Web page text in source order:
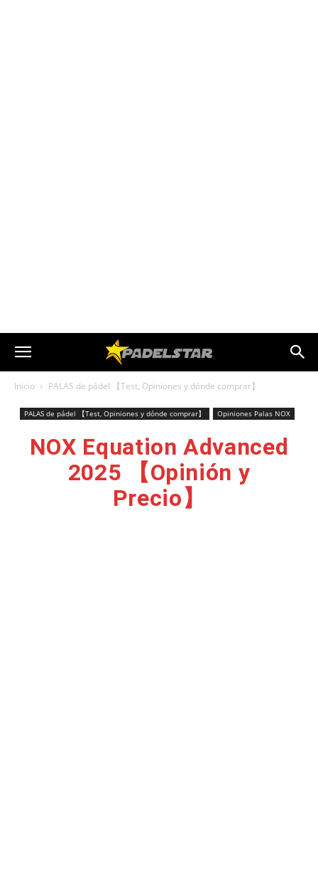
Inicio PALAS de pádel 【Test, Opiniones y dónde comprar】
PALAS de pádel 【Test, Opiniones y dónde comprar】 Opiniones Palas NOX
NOX Equation Advanced
2025 【Opinión y
Precio】